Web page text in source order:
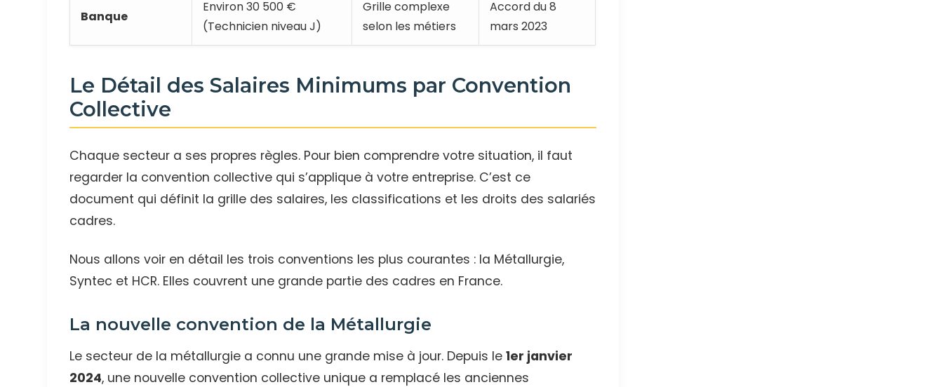
Banque
Environ 30 500 €
(Technicien niveau J)
Grille complexe
selon les métiers
Accord du 8
mars 2023
Le Détail des Salaires Minimums par Convention
Collective
Chaque secteur a ses propres règles. Pour bien comprendre votre situation, il faut
regarder la convention collective qui s’applique à votre entreprise. C’est ce
document qui définit la grille des salaires, les classifications et les droits des salariés
cadres.
Nous allons voir en détail les trois conventions les plus courantes : la Métallurgie,
Syntec et HCR. Elles couvrent une grande partie des cadres en France.
La nouvelle convention de la Métallurgie
Le secteur de la métallurgie a connu une grande mise à jour. Depuis le1er janvier
2024, une nouvelle convention collective unique a remplacé les anciennes